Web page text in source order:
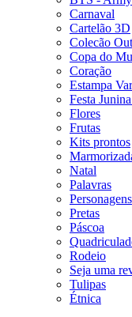
Carnaval
Cartelão 3D
Colecão
Copa do
Coração
Estampa
Festa
Flores
Frutas
Kits prontos
Natal
Palavras
Personagens
Pretas
Páscoa
Rodeio
Seja uma
Tulipas
Étnica